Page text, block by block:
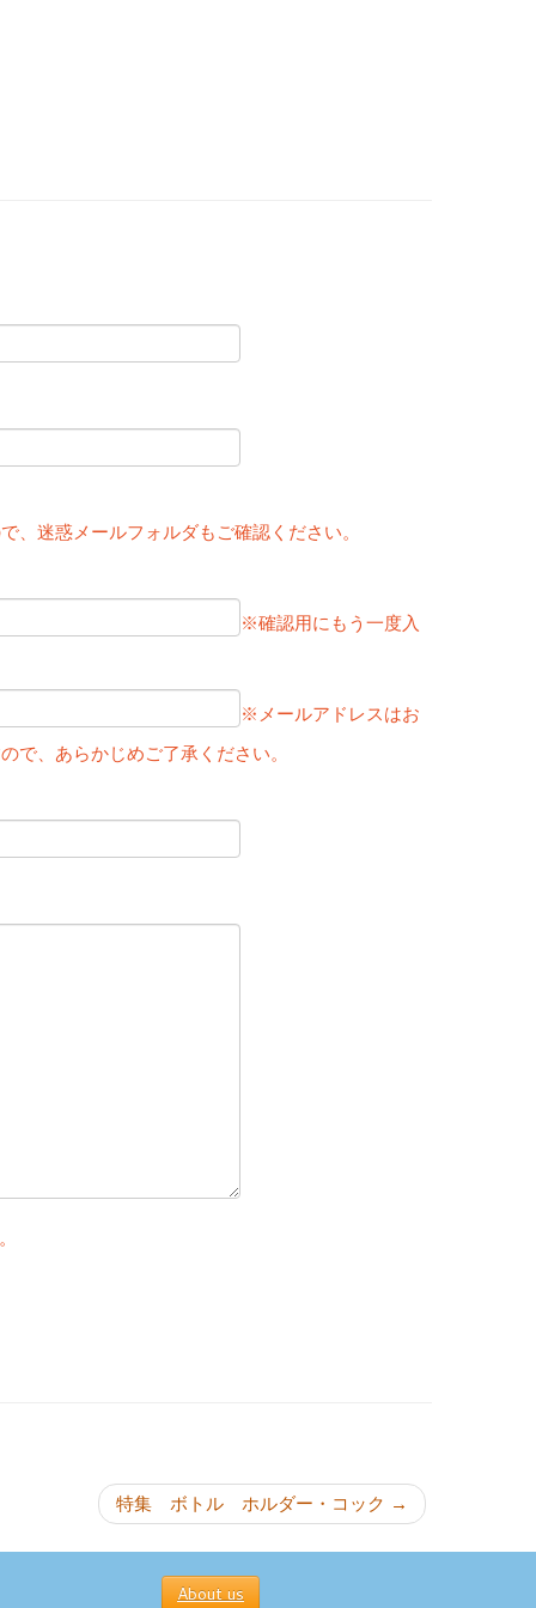
、迷惑メールフォルダもご確認ください。
※確認用にもう一度入
※メールアドレスはお
で、あらかじめご了承ください。
特集 ボトル ホルダー・コック →
About us